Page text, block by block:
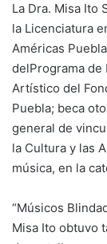
La Dra. Misa Ito
la Licenciatura
Américas
delPrograma de
Artístico del
Puebla; beca
general de
la Cultura y las
música, en la
“Músicos
Misa Ito obtuvo